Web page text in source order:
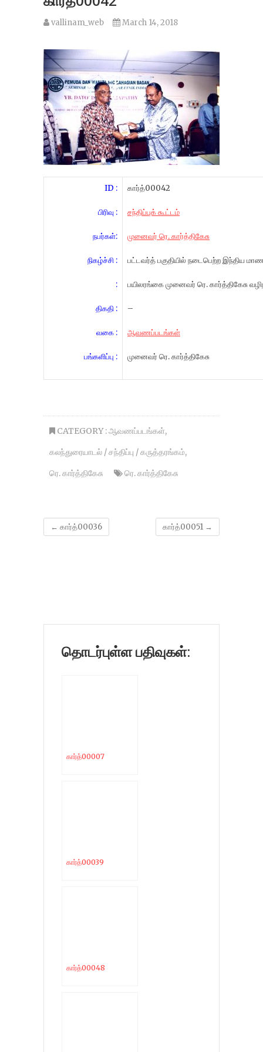
vallinam_web March 14, 2018
ID :
பிரிவு :
நபர்கள்:
நிகழ்ச்சி :
:
திகதி :
வகை :
பங்களிப்பு :
கார்த்00042
சந்திப்புக் கூட்டம்
முனைவர் ரெ. கார்த்திகேசு
பட்டவர்த் பகுதியில் நடைபெற்ற இந்திய
பயிலரங்கை முனைவர் ரெ. கார்த்திகேசு
–
ஆவணப்படங்கள்
முனைவர் ரெ. கார்த்திகேசு
CATEGORY :ஆவணப்படங்கள்,
கலந்துரையாடல் / சந்திப்பு / கருத்தரங்கம்,
ரெ. கார்த்திகேசு
ரெ. கார்த்திகேசு
← கார்த்00036 கார்த்00051 →
தொடர்புள்ள பதிவுகள்:
கார்த்00007
கார்த்00039
கார்த்00048